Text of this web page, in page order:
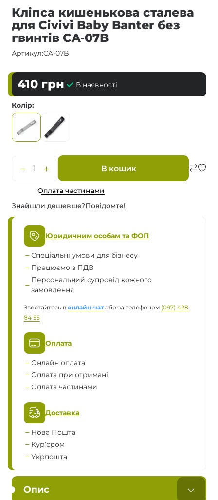
Кліпса кишенькова сталева
для Civivi Baby Banter без
гвинтів CA-07B
Артикул:CA-07B
410 грн В наявності
Колір
В кошик
Оплата частинами
Знайшли дешевше?Повiдомте!
Юридичним особам та ФОП
Спеціальні умови для бізнесу
Працюємо з ПДВ
Персональний супровід кожного
замовлення
Звертайтесь в онлайн-чат або за телефоном (097) 428
84 55
Оплата
Онлайн оплата
Оплата при отримані
Оплата частинами
Доставка
Нова Пошта
Кур’єром
Укрпошта
Опис